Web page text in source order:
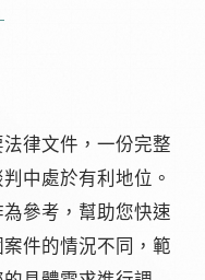
律文件，一份完整
中處於有利地位。
參考，幫助您快速
件的情況不同，範